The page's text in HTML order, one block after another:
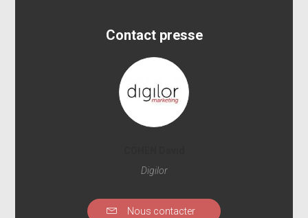
Contact presse
Digilor
Nous contacter